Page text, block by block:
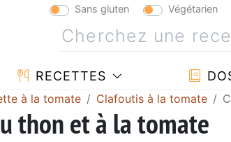
Sans gluten Végétarien
RECETTES
à la tomate Clafoutis à la tomate
thon et à la tomate